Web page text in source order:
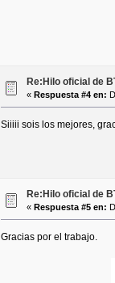
Re:Hilo oficial de
« Respuesta #4 en:
Siiiii sois los mejores,
Re:Hilo oficial de
« Respuesta #5 en:
Gracias por el trabajo.